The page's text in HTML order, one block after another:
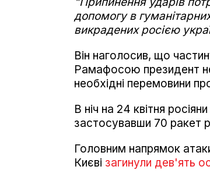
допомогу в
викрадених росією
Він наголосив, що
Рамафосою президент
необхідні перемовини
В ніч на 24 квітня
застосувавши 70 ракет
Головним напрямок
Києві загинули дев'ять